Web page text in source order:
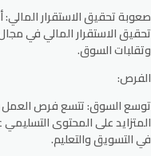
صعوبة تحقيق الاستقرار المالي:
تحقيق الاستقرار المالي في
وتقلبات السوق.
الفرص:
توسع السوق:تتسع فرص
المتزايد على المحتوى التسليمي
في التسويق والتعليم.